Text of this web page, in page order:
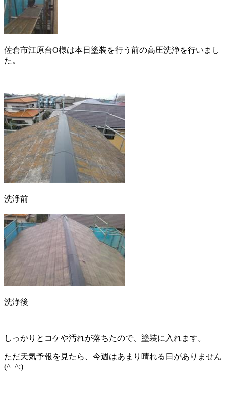
佐倉市江原台O様は本日塗装を行う前の高圧洗浄を行いまし
た。
洗浄前
洗浄後
しっかりとコケや汚れが落ちたので、塗装に入れます。
ただ天気予報を見たら、今週はあまり晴れる日がありません
(^_^;)